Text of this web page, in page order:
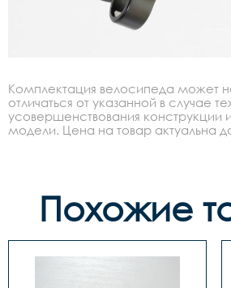
Комплектация велосипеда может
отличаться от указанной в случае
усовершенствования конструкции
модели. Цена на товар актуальна
Похожие